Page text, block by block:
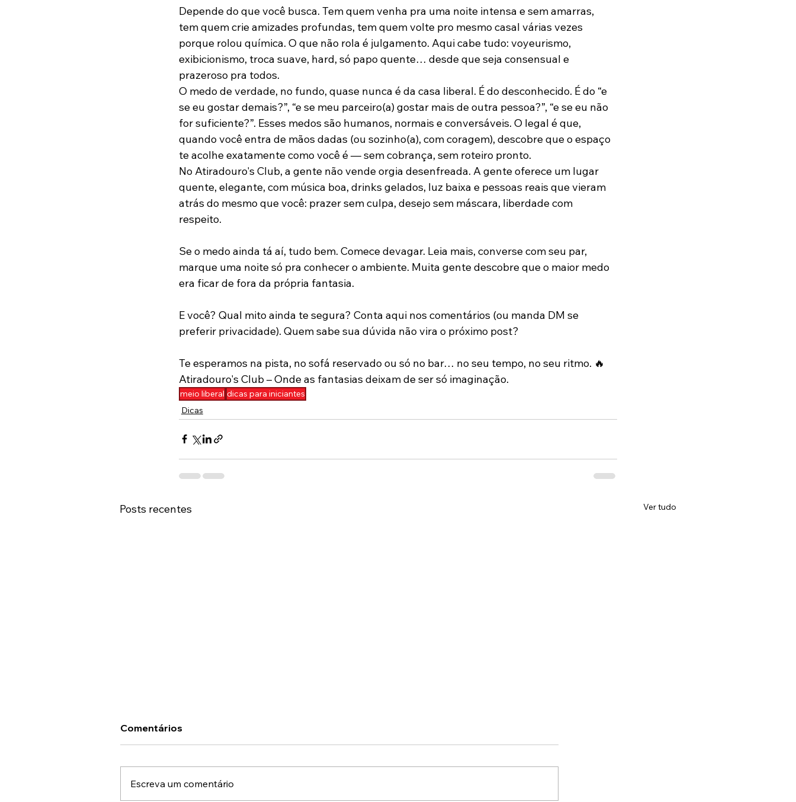
Depende do que você busca. Tem quem venha pra uma noite intensa e sem amarras,
tem quem crie amizades profundas, tem quem volte pro mesmo casal várias vezes
porque rolou química. O que não rola é julgamento. Aqui cabe tudo: voyeurismo,
exibicionismo, troca suave, hard, só papo quente… desde que seja consensual e
prazeroso pra todos.
O medo de verdade, no fundo, quase nunca é da casa liberal. É do desconhecido. É do “e
se eu gostar demais?”, “e se meu parceiro(a) gostar mais de outra pessoa?”, “e se eu não
for suficiente?”. Esses medos são humanos, normais e conversáveis. O legal é que,
quando você entra de mãos dadas (ou sozinho(a), com coragem), descobre que o espaço
te acolhe exatamente como você é — sem cobrança, sem roteiro pronto.
No Atiradouro's Club, a gente não vende orgia desenfreada. A gente oferece um lugar
quente, elegante, com música boa, drinks gelados, luz baixa e pessoas reais que vieram
atrás do mesmo que você: prazer sem culpa, desejo sem máscara, liberdade com
respeito.
Se o medo ainda tá aí, tudo bem. Comece devagar. Leia mais, converse com seu par,
marque uma noite só pra conhecer o ambiente. Muita gente descobre que o maior medo
era ficar de fora da própria fantasia.
E você? Qual mito ainda te segura? Conta aqui nos comentários (ou manda DM se
preferir privacidade). Quem sabe sua dúvida não vira o próximo post?
Te esperamos na pista, no sofá reservado ou só no bar… no seu tempo, no seu ritmo. 🔥
Atiradouro's Club – Onde as fantasias deixam de ser só imaginação.
meio liberal dicas para iniciantes
Dicas
Posts recentes Ver tudo
Comentários
Escreva um comentário